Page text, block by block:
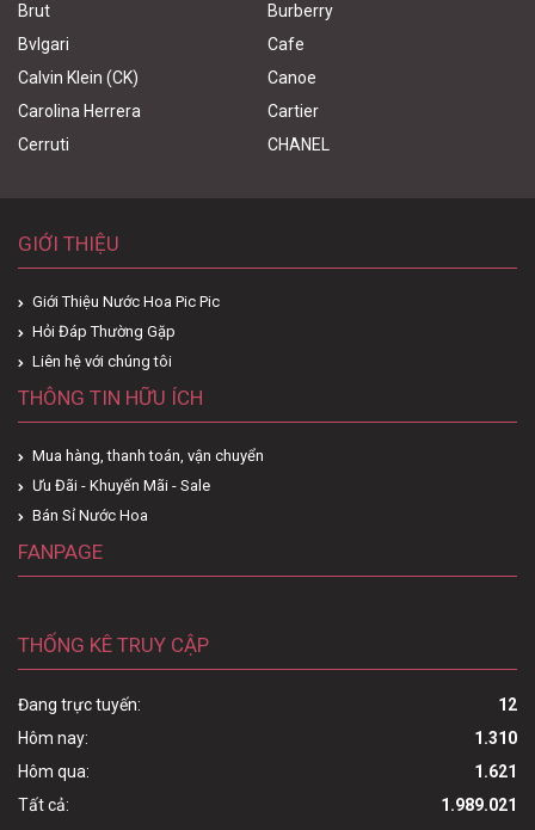
Brut
Burberry
Bvlgari
Cafe
Calvin Klein (CK)
Canoe
Carolina Herrera
Cartier
Cerruti
CHANEL
GIỚI THIỆU
Giới Thiệu Nước Hoa Pic Pic
Hỏi Đáp Thường Gặp
Liên hệ với chúng tôi
THÔNG TIN HỮU ÍCH
Mua hàng, thanh toán, vận chuyển
Ưu Đãi - Khuyến Mãi - Sale
Bán Sỉ Nước Hoa
FANPAGE
THỐNG KÊ TRUY CẬP
Đang trực tuyến:
12
Hôm nay:
1.310
Hôm qua:
1.621
Tất cả:
1.989.021